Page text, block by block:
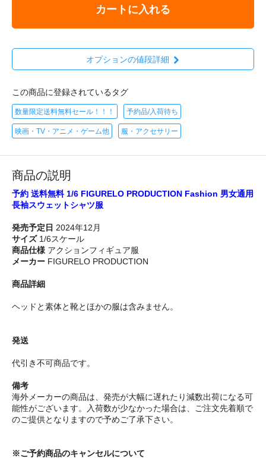
カートに入れる
オプションの値段詳細
この商品に登録されているタグ
数量限定送料無料セール！！！ 予約品/入荷待ち
映画・TV・アニメ・ゲーム他 服・アクセサリー
商品の説明
予約 送料無料 1/6 FIGURELO PRODUCTION Fashion 男女通用
長袖スウェットシャツ服
発売予定日 2024年12月
サイズ1/6スケール
商品仕様 アクションフィギュア服
メーカー FIGURELO PRODUCTION
商品詳細
ヘッドと素体と靴とほかの服は含みません。
発送
代引き不可商品です。
備考
海外メーカーの商品は、発売が大幅に遅れたり減数出荷になる可
能性がございます。入荷数が少なかった場合は、ご注文先着順で
のご提供となりますので予めご了承下さい。
※ご予約商品のキャンセルについて